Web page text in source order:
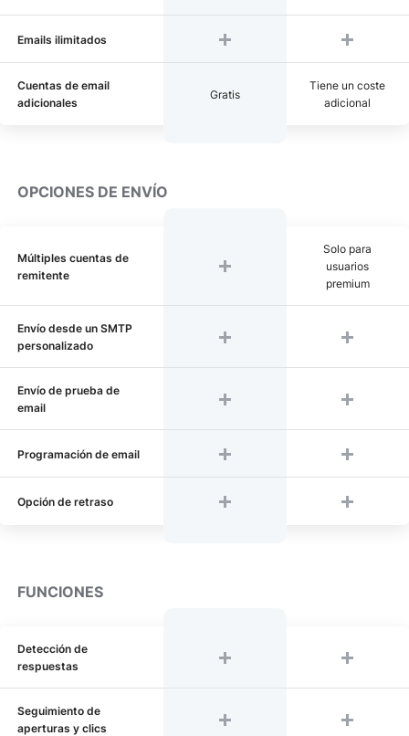
Emails ilimitados
Cuentas de email
adicionales
Gratis
Tiene un coste
adicional
OPCIONES DE ENVÍO
Múltiples cuentas de
remitente
Solo para
usuarios
premium
Envío desde un SMTP
personalizado
Envío de prueba de
email
Programación de email
Opción de retraso
FUNCIONES
Detección de
respuestas
Seguimiento de
aperturas y clics